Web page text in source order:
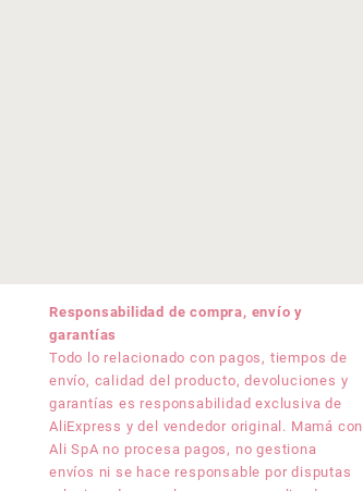
Responsabilidad de compra, envío y
garantías
Todo lo relacionado con pagos, tiempos de
envío, calidad del producto, devoluciones y
garantías es responsabilidad exclusiva de
AliExpress y del vendedor original. Mamá con
Ali SpA no procesa pagos, no gestiona
envíos ni se hace responsable por disputas